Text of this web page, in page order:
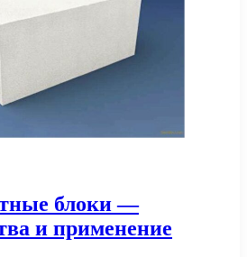
блоки —
и применение